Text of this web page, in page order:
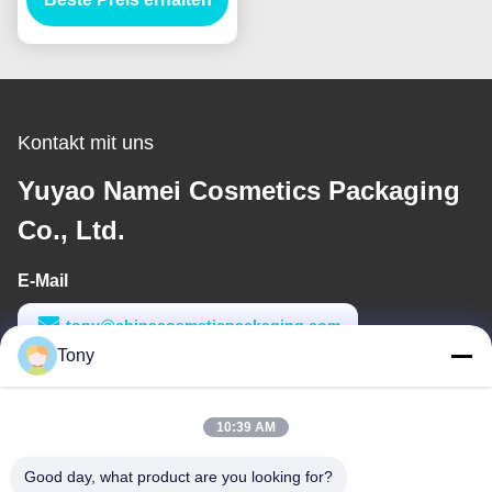
Eyeliner Farbfleckfarbe
Verpackung Kontakte
Kontakt mit uns
Yuyao Namei Cosmetics Packaging
Co., Ltd.
E-Mail
tony@chinacosmeticpackaging.com
Arbeitszeit
Tony
10:39 AM
Good day, what product are you looking for?